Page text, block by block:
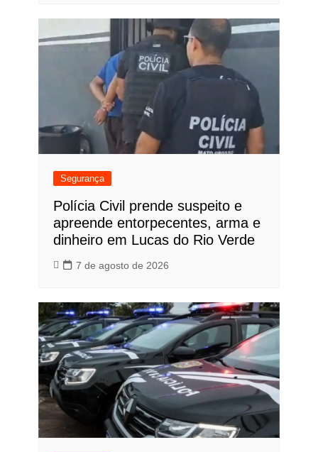
Segurança
Polícia Civil prende suspeito e
apreende entorpecentes, arma e
dinheiro em Lucas do Rio Verde
7 de agosto de 2026